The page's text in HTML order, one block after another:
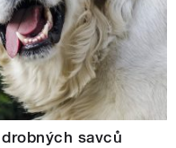
savců